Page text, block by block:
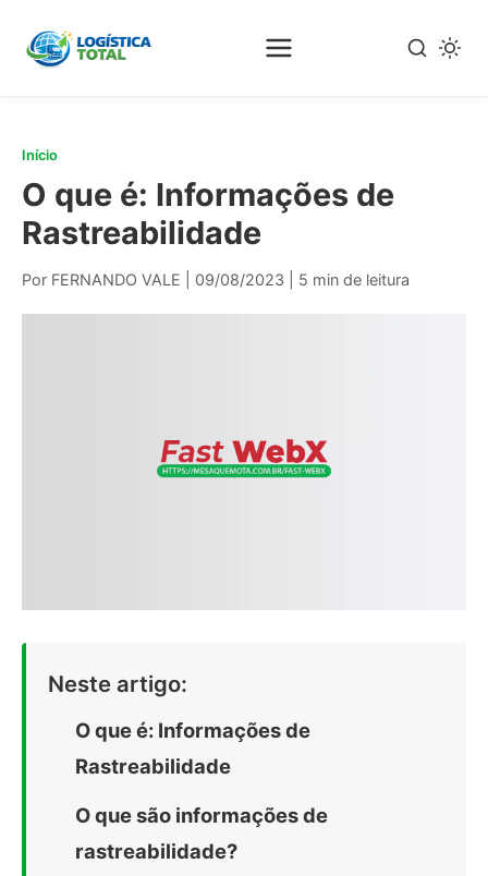
para
Início
O que é: Informações de
Rastreabilidade
Por FERNANDO VALE 09/08/2023 5 min de leitura
Neste artigo:
O que é: Informações de
Rastreabilidade
O que são informações de
rastreabilidade?